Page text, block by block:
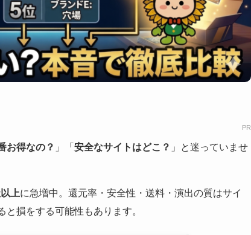
PR
お得なの？ 」「 安全なサイトはどこ？ 」と迷っていませ
上に急増中。還元率・安全性・送料・演出の質はサイ
と損をする可能性もあります。